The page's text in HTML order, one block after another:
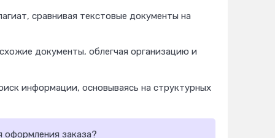
сравнивая текстовые документы на
документы, облегчая организацию и
информации, основываясь на структурных
оформления заказа?